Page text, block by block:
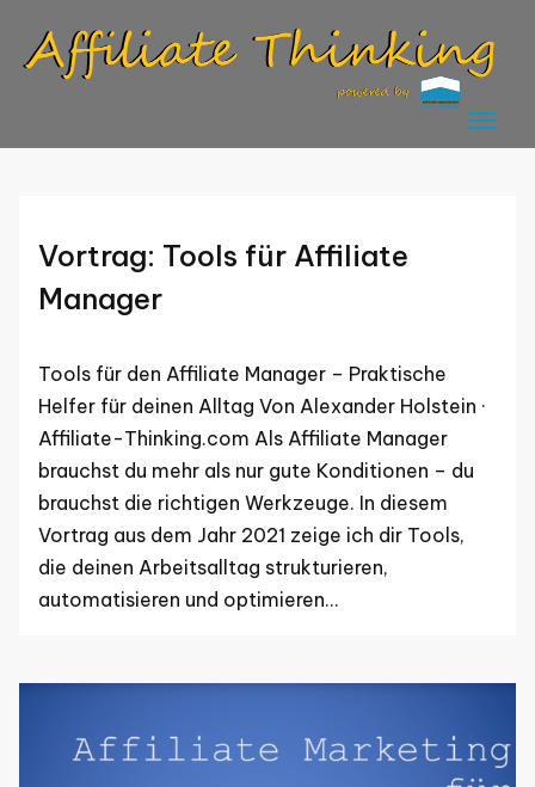
content
Vortrag: Tools für Affiliate
Manager
Tools für den Affiliate Manager – Praktische
Helfer für deinen Alltag Von Alexander Holstein ·
Affiliate-Thinking.com Als Affiliate Manager
brauchst du mehr als nur gute Konditionen – du
brauchst die richtigen Werkzeuge. In diesem
Vortrag aus dem Jahr 2021 zeige ich dir Tools,
die deinen Arbeitsalltag strukturieren,
automatisieren und optimieren…